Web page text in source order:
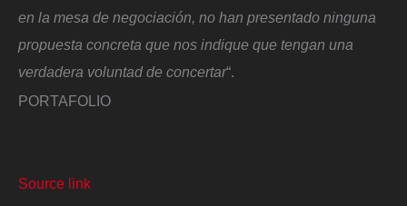
en la mesa de negociación, no han presentado ninguna
propuesta concreta que nos indique que tengan una
verdadera voluntad de concertar“.
PORTAFOLIO
Source link